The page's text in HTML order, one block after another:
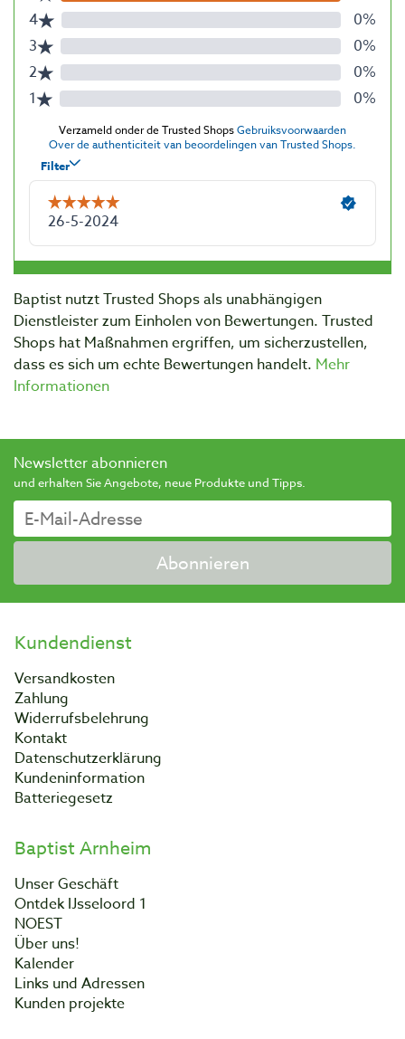
Baptist nutzt Trusted Shops als unabhängigen
Dienstleister zum Einholen von Bewertungen. Trusted
Shops hat Maßnahmen ergriffen, um sicherzustellen,
dass es sich um echte Bewertungen handelt. Mehr
Informationen
Newsletter abonnieren
und erhalten Sie Angebote, neue Produkte und Tipps.
Abonnieren
Kundendienst
Versandkosten
Zahlung
Widerrufsbelehrung
Kontakt
Datenschutzerklärung
Kundeninformation
Batteriegesetz
Baptist Arnheim
Unser Geschäft
Ontdek IJsseloord 1
NOEST
Über uns!
Kalender
Links und Adressen
Kunden projekte